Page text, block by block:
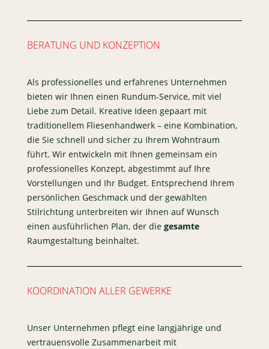
BERATUNG UND KONZEPTION
Als professionelles und erfahrenes Unternehmen
bieten wir Ihnen einen Rundum-Service, mit viel
Liebe zum Detail. Kreative Ideen gepaart mit
traditionellem Fliesenhandwerk – eine Kombination,
die Sie schnell und sicher zu Ihrem Wohntraum
führt. Wir entwickeln mit Ihnen gemeinsam ein
professionelles Konzept, abgestimmt auf Ihre
Vorstellungen und Ihr Budget. Entsprechend Ihrem
persönlichen Geschmack und der gewählten
Stilrichtung unterbreiten wir Ihnen auf Wunsch
einen ausführlichen Plan, der die gesamte
Raumgestaltung beinhaltet.
KOORDINATION ALLER GEWERKE
Unser Unternehmen pflegt eine langjährige und
vertrauensvolle Zusammenarbeit mit